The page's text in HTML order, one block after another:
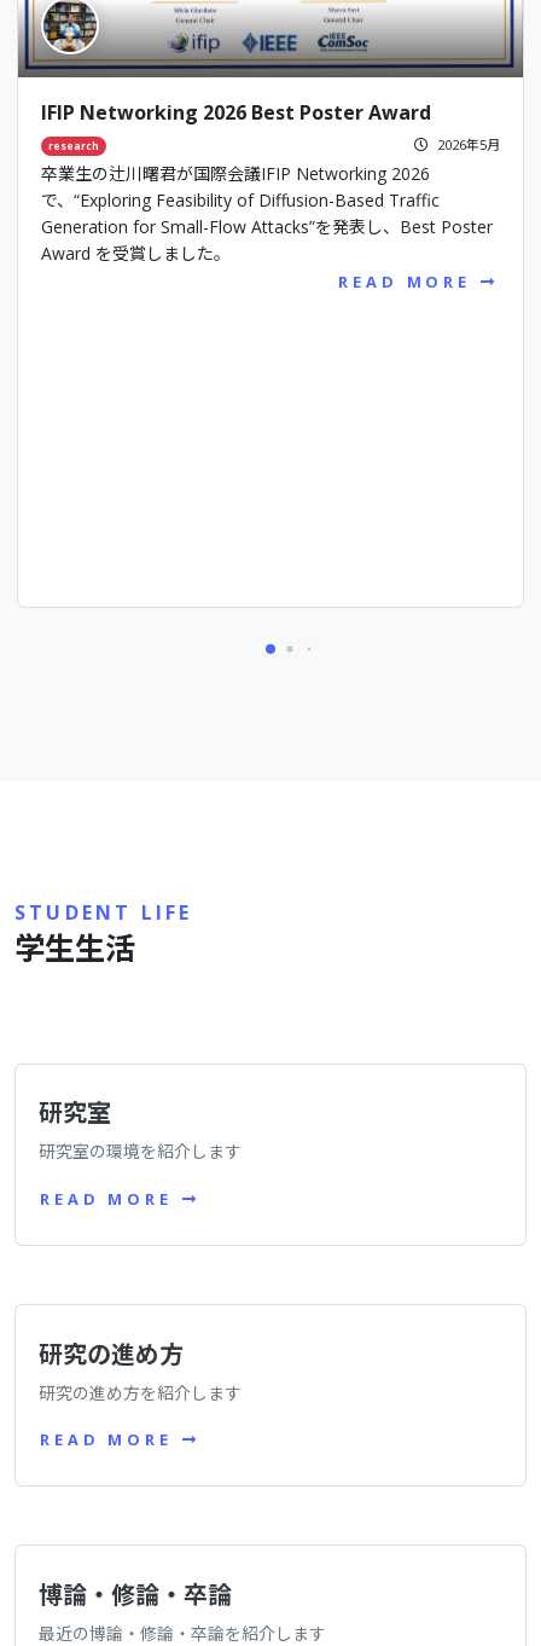
IFIP Networking 2026 Best Poster Award
research 2026年5月
卒業生の辻川曙君が国際会議IFIP Networking 2026
で、“Exploring Feasibility of Diffusion-Based Traffic
Generation for Small-Flow Attacks”を発表し、Best Poster
Award を受賞しました。
READ MORE
STUDENT LIFE
学生生活
研究室
研究室の環境を紹介します
READ MORE
研究の進め方
研究の進め方を紹介します
READ MORE
博論・修論・卒論
最近の博論・修論・卒論を紹介します